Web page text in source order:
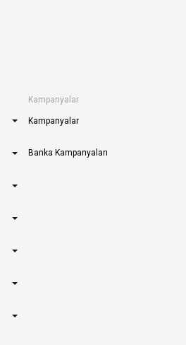
Kampanyalar
Kampanyalar
Banka Kampanyaları